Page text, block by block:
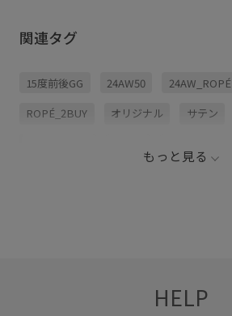
関連タグ
15度前後GG 24AW50 24AW_ROPÉ
ROPÉ_2BUY オリジナル サテン
もっと見る
HELP